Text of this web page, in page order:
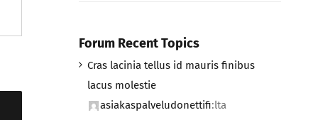
Forum Recent Topics
Cras lacinia tellus id mauris finibus
lacus molestie
asiakaspalveludonettifi:lta